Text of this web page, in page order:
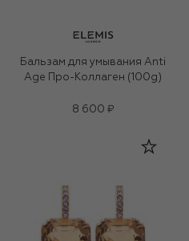
Бальзам для умывания Anti
Age Про-Коллаген (100g)
8 600 ₽